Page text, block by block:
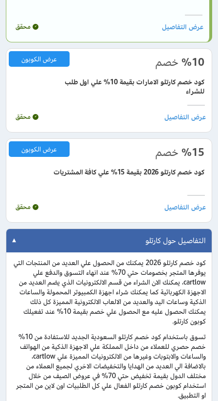
محقق
%10 خصم
كود خصم كارتلو الامارات بقيمة 10% علي اول طلب
للشراء
عرض الكوبون
محقق
%15 خصم
كود خصم كارتلو 2026 بقيمة 15% علي كافة المشتريات
عرض الكوبون
محقق
التفاصيل حول كارتلو
كود خصم كارتلو 2026 يمكنك من الحصول علي العديد من المنتجات التي
يوفرها المتجر بخصومات حتي 70% عند انهاء التسوق والدفع علي
cartlow، يمكنك الان الشراء من قسم الالكترونيات الذي يضم العديد من
الاجهزة الكهربائية كما يمكنك شراء اجهزة الكمبيوتر المحمولة والساعات
الذكية وساعات اليد والعديد من الالعاب الالكترونية المميزة كل ذلك
يمكنك الحصول عليه مع الحصول علي خصم بقيمة 10% عند تفعيلك
كوبون كارتلو.
تسوق باستخدام كود خصم كارتلو السعودية الجديد للاستفادة من 10%
خصم حصري للعملاء من داخل المملكة علي الاجهزة الذكية من الهواتف
والساعات والابتوبات وغيرها من الالكترونيات المميزة علي cartlow،
بالاضافة الي العديد من الهدايا والتخفيضات الاخري لجميع العملاء من
مختلف الدول بقيمة تخفيض حتي 70% في عروض الصيف من خلال
استخدام كوبون خصم كارتلو الفعال علي كل الطلبيات اون لاين من المتجر
او التطبيق.